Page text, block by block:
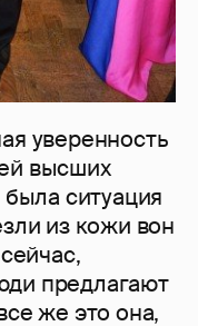
уверенность
высших
ситуация
из кожи вон
предлагают
же это она,